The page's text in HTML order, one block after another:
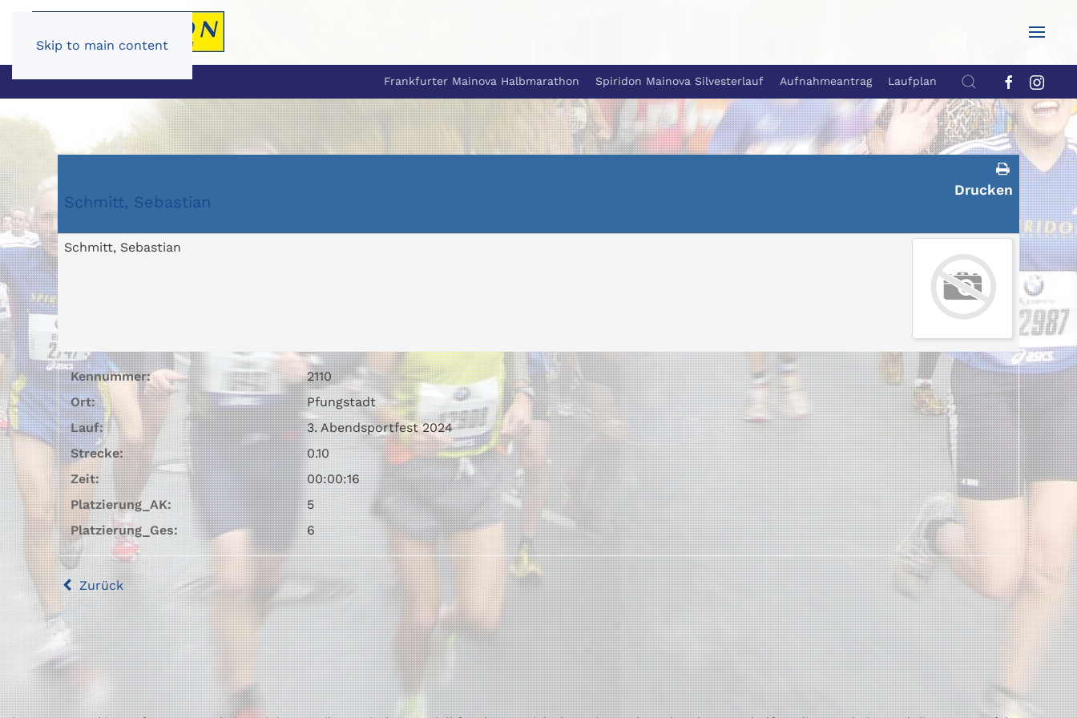
Skip to main content
Frankfurter Mainova Halbmarathon Spiridon Mainova Silvesterlauf Aufnahmeantrag Laufplan
Drucken
Schmitt, Sebastian
Schmitt, Sebastian
Kennummer:
2110
Ort:
Pfungstadt
Lauf:
3. Abendsportfest 2024
Strecke:
0.10
Zeit:
00:00:16
Platzierung_AK:
5
Platzierung_Ges:
6
Zurück